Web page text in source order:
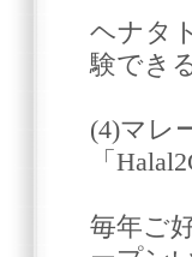
ヘナタ
験でき
(4)マレ
「
毎年ご